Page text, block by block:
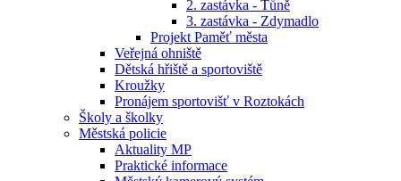
2. zastávka - Tůně
3. zastávka - Zdymadlo
Projekt Paměť města
Veřejná ohniště
Dětská hřiště a sportoviště
Kroužky
Pronájem sportovišť v Roztokách
Školy a školky
Městská policie
Aktuality MP
Praktické informace